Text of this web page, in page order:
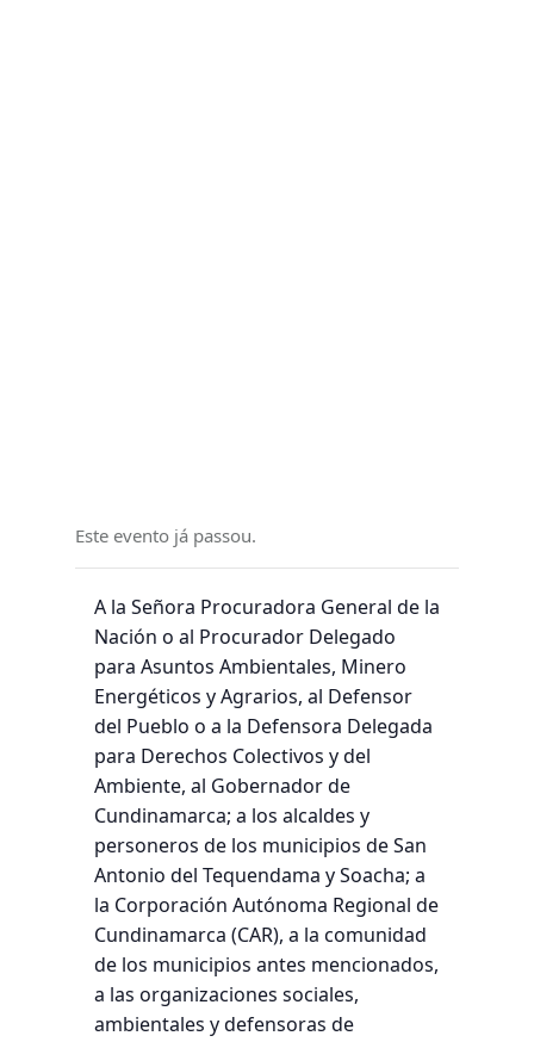
Este evento já passou.
A la Señora Procuradora General de la
Nación o al Procurador Delegado
para Asuntos Ambientales, Minero
Energéticos y Agrarios, al Defensor
del Pueblo o a la Defensora Delegada
para Derechos Colectivos y del
Ambiente, al Gobernador de
Cundinamarca; a los alcaldes y
personeros de los municipios de San
Antonio del Tequendama y Soacha; a
la Corporación Autónoma Regional de
Cundinamarca (CAR), a la comunidad
de los municipios antes mencionados,
a las organizaciones sociales,
ambientales y defensoras de